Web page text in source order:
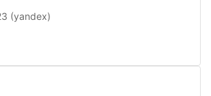
(yandex)